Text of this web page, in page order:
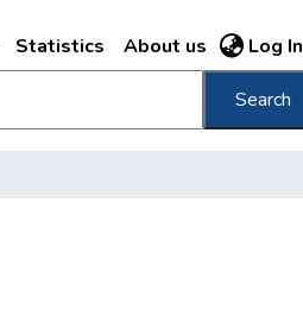
Statistics About us Log In
Search